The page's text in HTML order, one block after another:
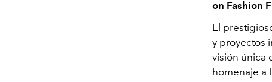
on Fashion
El
y proyectos
visión única
homenaje a